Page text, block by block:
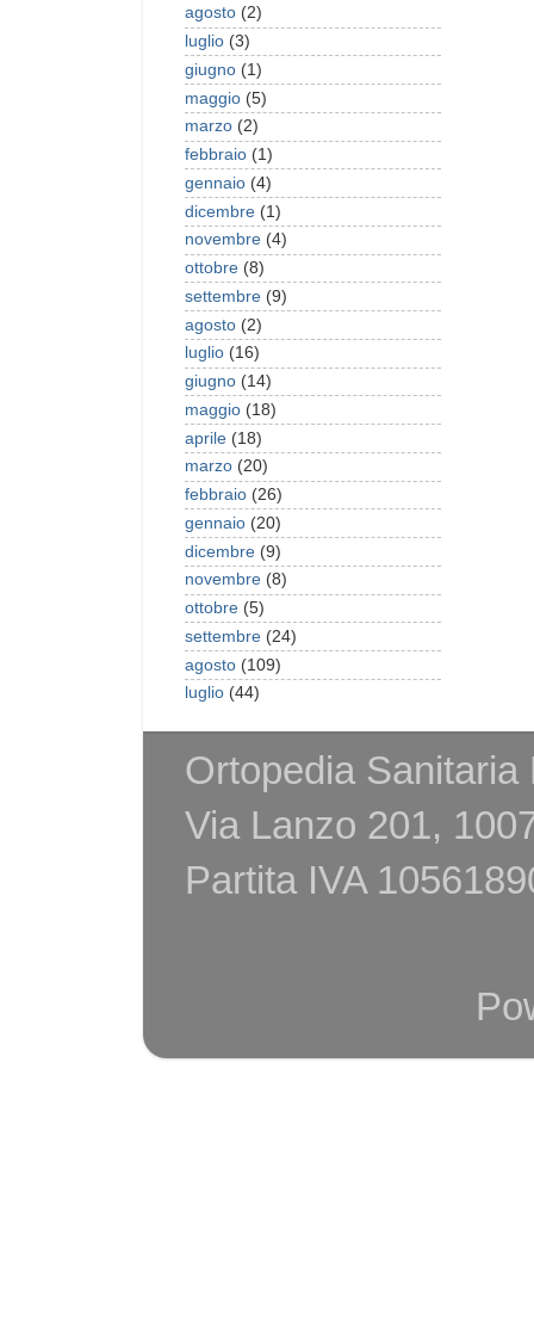
agosto (2)
luglio (3)
giugno (1)
maggio (5)
marzo (2)
febbraio (1)
gennaio (4)
dicembre (1)
novembre (4)
ottobre (8)
settembre (9)
agosto (2)
luglio (16)
giugno (14)
maggio (18)
aprile (18)
marzo (20)
febbraio (26)
gennaio (20)
dicembre (9)
novembre (8)
ottobre (5)
settembre (24)
agosto (109)
luglio (44)
Ortopedia Sanitaria
Via Lanzo 201,
Partita IVA